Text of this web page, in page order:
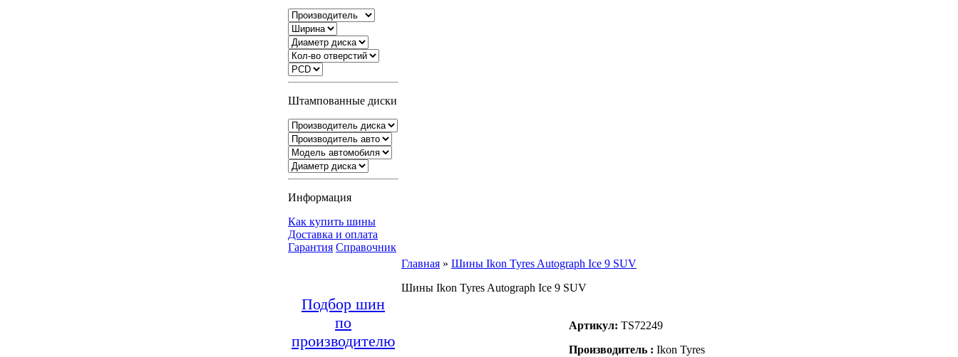
Штампованные диски
Информация
Как купить шины
Доставка и оплата
Гарантия Справочник
Подбор шин
по
производителю
Главная » Шины Ikon Tyres Autograph Ice 9 SUV
Шины Ikon Tyres Autograph Ice 9 SUV
Артикул: TS72249
Производитель : Ikon Tyres